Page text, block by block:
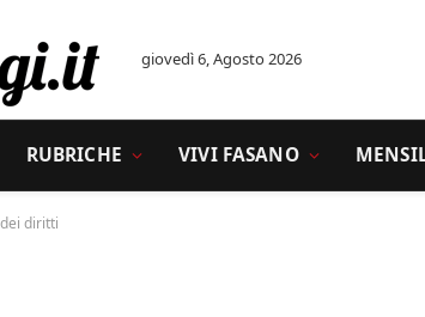
giovedì 6, Agosto 2026
RUBRICHE VIVI FASANO
diritti